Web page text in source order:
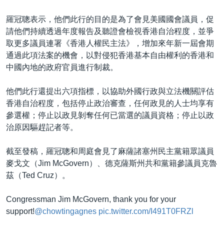
羅冠聰表示，他們此行的目的是為了會見美國國會議員，促
請他們持續透過年度報告及聽證會檢視香港自治程度，並爭
取更多議員連署《香港人權民主法》，增加來年新一屆會期
通過此項法案的機會，以對侵犯香港基本自由權利的香港和
中國內地的政府官員進行制裁。
他們此行還提出六項指標，以協助外國行政與立法機關評估
香港自治程度，包括停止政治審查，任何政見的人士均享有
參選權；停止以政見剝奪任何已當選的議員資格；停止以政
治原因驅趕記者等。
截至發稿，羅冠聰和周庭會見了麻薩諸塞州民主黨籍眾議員
麥戈文（Jim McGovern）、德克薩斯州共和黨籍參議員克魯
茲（Ted Cruz）。
Congressman Jim McGovern, thank you for your
support!@chowtingagnes pic.twitter.com/I491T0FRZl